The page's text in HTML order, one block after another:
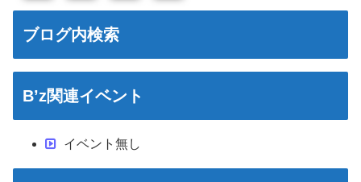
ブログ内検索
B’z関連イベント
イベント無し